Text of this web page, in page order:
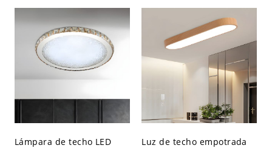
Cromo 110 A 120 V
Blanco Luz cálida 10,16
Lámpara de techo LED
Luz de techo empotrada